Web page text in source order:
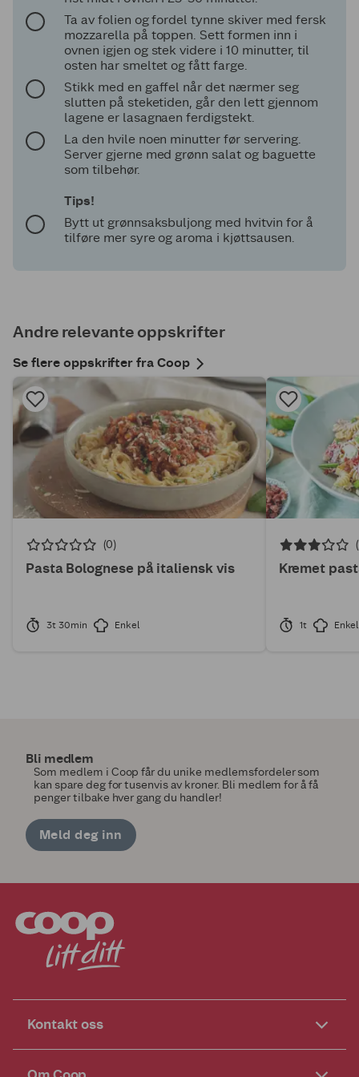
Ta av folien og fordel tynne skiver med fersk
mozzarella på toppen. Sett formen inn i
ovnen igjen og stek videre i 10 minutter, til
osten har smeltet og fått farge.
Stikk med en gaffel når det nærmer seg
slutten på steketiden, går den lett gjennom
lagene er lasagnaen ferdigstekt.
La den hvile noen minutter før servering.
Server gjerne med grønn salat og baguette
som tilbehør.
Tips!
Bytt ut grønnsaksbuljong med hvitvin for å
tilføre mer syre og aroma i kjøttsausen.
Andre relevante oppskrifter
Se flere oppskrifter fra Coop
(0)
Pasta Bolognese på italiensk vis
3t 30min Enkel
Kremet
1t Enkel
Bli medlem
Som medlem i Coop får du unike medlemsfordeler som
kan spare deg for tusenvis av kroner. Bli medlem for å få
penger tilbake hver gang du handler!
Meld deg inn
Kontakt oss